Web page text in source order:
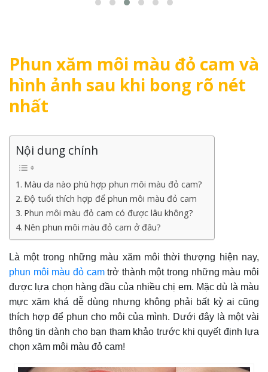
Phun xăm môi màu đỏ cam và
hình ảnh sau khi bong rõ nét
nhất
Nội dung chính
Màu da nào phù hợp phun môi màu đỏ cam?
Độ tuổi thích hợp để phun môi màu đỏ cam
Phun môi màu đỏ cam có được lâu không?
Nên phun môi màu đỏ cam ở đâu?
Là một trong những màu xăm môi thời thượng hiện nay,
phun môi màu đỏ camtrở thành một trong những màu môi
được lựa chọn hàng đầu của nhiều chị em. Mặc dù là màu
mực xăm khá dễ dùng nhưng không phải bất kỳ ai cũng
thích hợp để phun cho môi của mình. Dưới đây là một vài
thông tin dành cho bạn tham khảo trước khi quyết định lựa
chọn xăm môi màu đỏ cam!